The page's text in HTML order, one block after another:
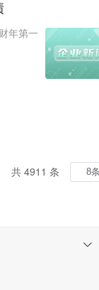
年第一
共 4911 条